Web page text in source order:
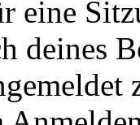
eine
deines